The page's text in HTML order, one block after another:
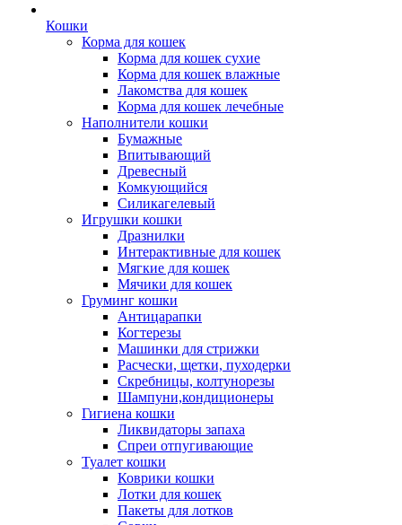
Кошки
Корма для кошек
Корма для кошек сухие
Корма для кошек влажные
Лакомства для кошек
Корма для кошек лечебные
Наполнители кошки
Бумажные
Впитывающий
Древесный
Комкующийся
Силикагелевый
Игрушки кошки
Дразнилки
Интерактивные для кошек
Мягкие для кошек
Мячики для кошек
Груминг кошки
Антицарапки
Когтерезы
Машинки для стрижки
Расчески, щетки, пуходерки
Скребницы, колтунорезы
Шампуни,кондиционеры
Гигиена кошки
Ликвидаторы запаха
Спреи отпугивающие
Туалет кошки
Коврики кошки
Лотки для кошек
Пакеты для лотков